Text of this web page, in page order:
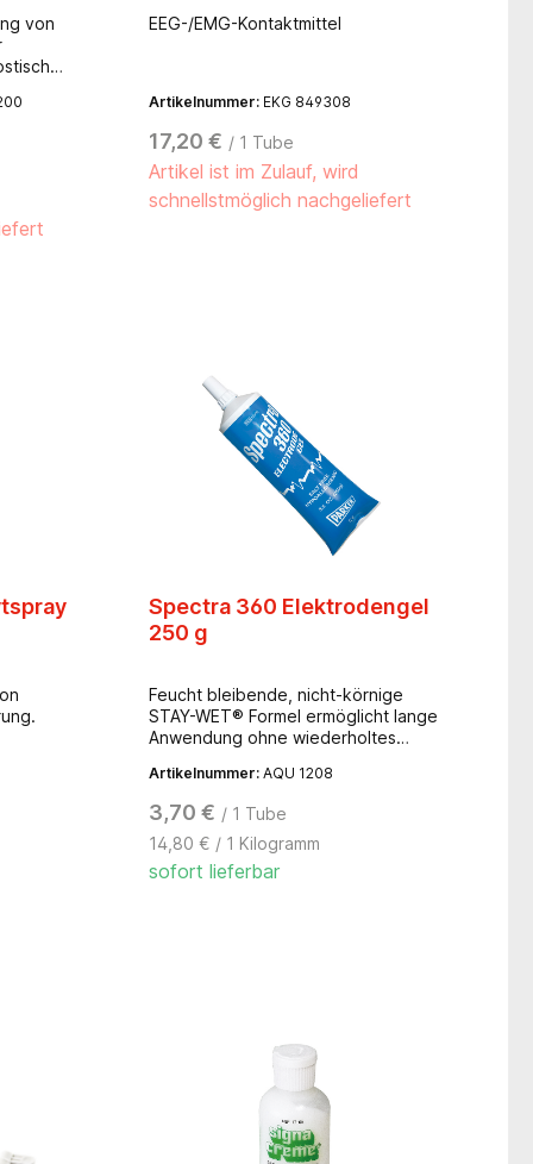
von
EEG-/EMG-Kontaktmittel
Artikelnummer: EKG 849308
17,20 € / 1 Tube
Artikel ist im Zulauf, wird
schnellstmöglich nachgeliefert
Spectra 360 Elektrodengel
250 g
Feucht bleibende, nicht-körnige
STAY-WET® Formel ermöglicht lange
Anwendung ohne wiederholtes
EKG, TENS, Monitoring, Pädiatrie.
Nicht reizend, hypoallergen,
bakteriostatisch, salzfrei, keine
Übertragung von Natriumionen.
Artikelnummer: AQU 1208
3,70 € / 1 Tube
14,80 € / 1 Kilogramm
sofort lieferbar